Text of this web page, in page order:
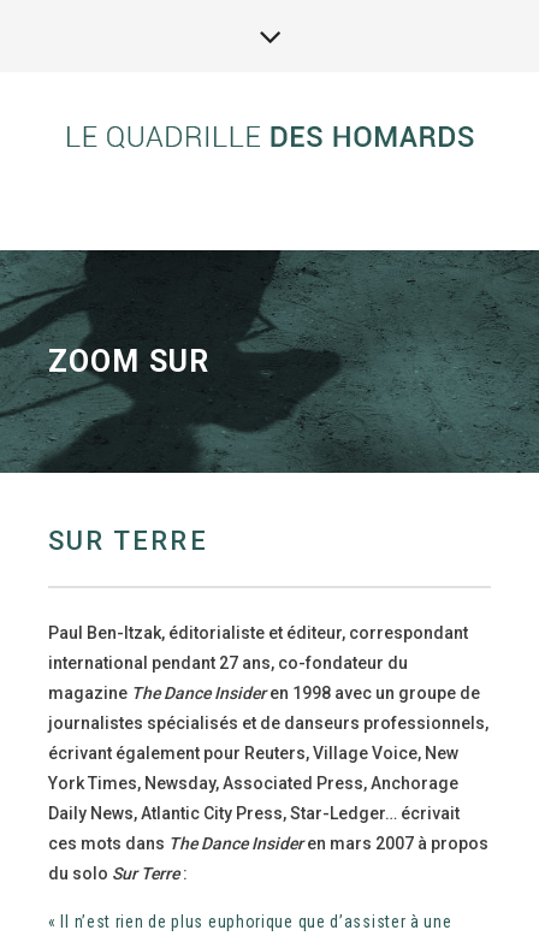
ZOOM SUR
SUR TERRE
Paul Ben-Itzak, éditorialiste et éditeur, correspondant
international pendant 27 ans, co-fondateur du
magazine The Dance Insideren 1998 avec un groupe de
journalistes spécialisés et de danseurs professionnels,
écrivant également pour Reuters, Village Voice, New
York Times, Newsday, Associated Press, Anchorage
Daily News, Atlantic City Press, Star-Ledger… écrivait
ces mots dans The Dance Insideren mars 2007 à propos
du solo Sur Terre:
« Il n’est rien de plus euphorique que d’assister à une